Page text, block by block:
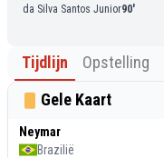
da Silva Santos Junior90'
Tijdlijn Opstelling
Gele Kaart
Neymar
Brazilië